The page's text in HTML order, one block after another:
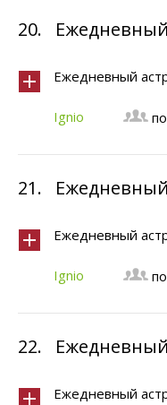
20.
Ежедневный
Ignio
21.
Ежедневный
Ignio
22.
Ежедневный